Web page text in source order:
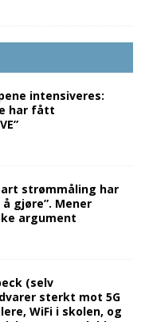
intensiveres:
har fått
strømmåling har
gjøre”. Mener
argument
(selv
sterkt mot 5G
WiFi i skolen, og